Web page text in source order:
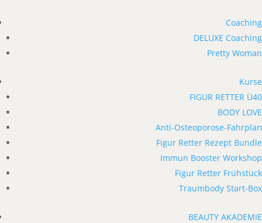
Coaching
DELUXE Coaching
Pretty Woman
Kurse
FIGUR RETTER Ü40
BODY LOVE
Anti-Osteoporose-Fahrplan
Figur Retter Rezept Bundle
Immun Booster Workshop
Figur Retter Frühstück
Traumbody Start-Box
BEAUTY AKADEMIE